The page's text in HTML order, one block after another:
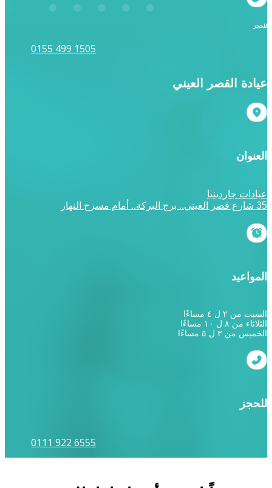
عيادة القصر العيني
العنوان
عيادات جاردينيا
35 شارع قصر العيني.. برج البركة.. أمام مسرح النهار
المواعيد
السبت من ٢ ل ٤ مساءًا
الثلاثاء من ٨ ل ١٠ مساءًا
الخميس من ٣ ل ٥ مساءًا
للحجز
0111 922 6555
للحجز
0155 499 1505